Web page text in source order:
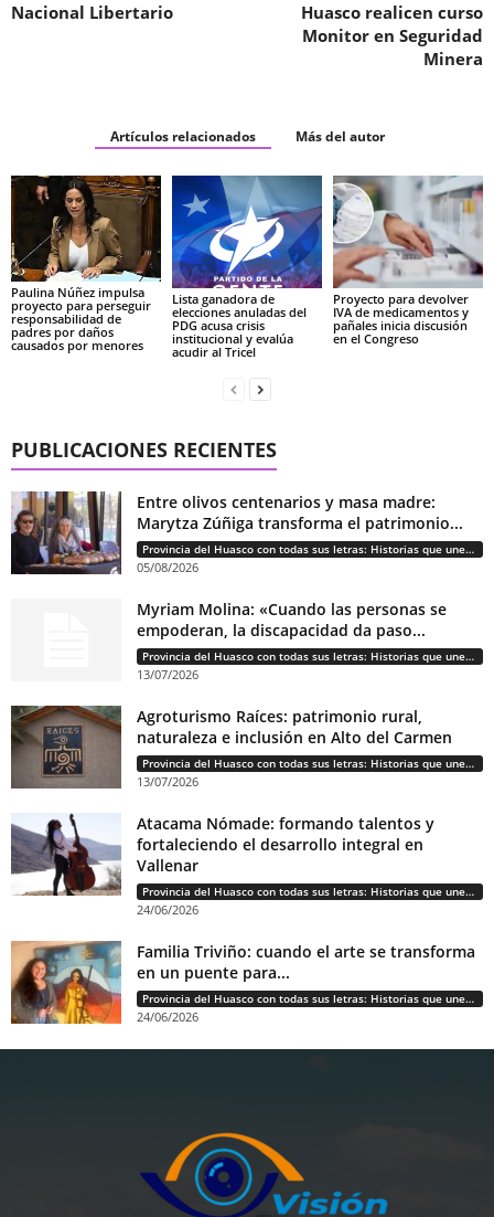
Nacional Libertario
Huasco realicen curso
Monitor en Seguridad
Minera
Artículos relacionados Más del autor
Paulina Núñez impulsa
proyecto para perseguir
responsabilidad de
padres por daños
causados por menores
Lista ganadora de
elecciones anuladas del
PDG acusa crisis
institucional y evalúa
acudir al Tricel
Proyecto para devolver
IVA de medicamentos y
pañales inicia discusión
en el Congreso
PUBLICACIONES RECIENTES
Entre olivos centenarios y masa madre:
Marytza Zúñiga transforma el patrimonio...
Provincia del Huasco con todas sus letras: Historias que unen cultura, diversidad e identidad
05/08/2026
Myriam Molina: «Cuando las personas se
empoderan, la discapacidad da paso...
Provincia del Huasco con todas sus letras: Historias que unen cultura, diversidad e identidad
13/07/2026
Agroturismo Raíces: patrimonio rural,
naturaleza e inclusión en Alto del Carmen
Provincia del Huasco con todas sus letras: Historias que unen cultura, diversidad e identidad
13/07/2026
Atacama Nómade: formando talentos y
fortaleciendo el desarrollo integral en
Vallenar
Provincia del Huasco con todas sus letras: Historias que unen cultura, diversidad e identidad
24/06/2026
Familia Triviño: cuando el arte se transforma
en un puente para...
Provincia del Huasco con todas sus letras: Historias que unen cultura, diversidad e identidad
24/06/2026